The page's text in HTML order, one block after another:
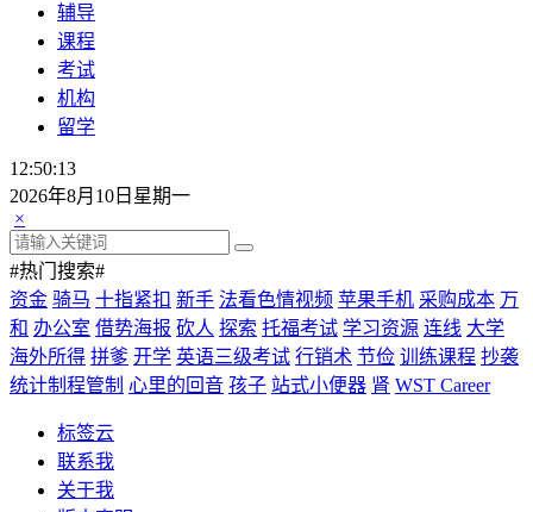
辅导
课程
考试
机构
留学
12:50:14
2026年8月10日星期一
×
#热门搜索#
资金 骑马 十指紧扣 新手 法看色情视频 苹果手机 采购成本 万
和 办公室 借势海报 砍人 探索 托福考试 学习资源 连线 大学
海外所得 拼爹 开学 英语三级考试 行销术 节俭 训练课程 抄袭
统计制程管制 心里的回音 孩子 站式小便器 肾 WST Career
标签云
联系我
关于我